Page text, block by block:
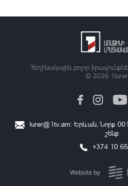
22:20 08 Օգս, 2026
1-ին փուլում 500 մլն դոլար, 2-
ներդրում. Firebird AI գործարանի
TRIPP-ի կառուցումը սկսելու
վերականգնում. նշվում է Շինարարի
Հեղինակային բոլոր
© 2026
lurer@1tv.am։ Երևան, Նորք
շենք
+374 10